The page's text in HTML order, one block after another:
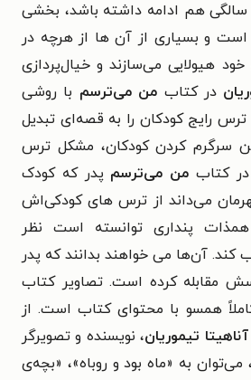
امکان دارد تا حدود ۱۰ سالگی هم ادامه داشته باشد، بخشی
است و بسیاری از آن ها از هرچه در
خود هیولایی می‌سازند و خیال‌پردازی
در کتاب من می‌ترسم با روشی
رایج کودکان را به قصه‌ای تبدیل
سرگرم کردن کودکان، مشکل ترس
در کتاب من می‌ترسم پدر که کودک
می‌داند از ترس های کودکی‌اش
پنداری توانسته است نظر
کند. آن‌ها می خواهند بدانند که پدر
مقابله کرده است. تصاویر کتاب
همسو با محتوای کتاب است. از
آناهیتا تیموریان، نویسنده و تصویرگر
به «ماه بود و روباه»، «بچه‌ی